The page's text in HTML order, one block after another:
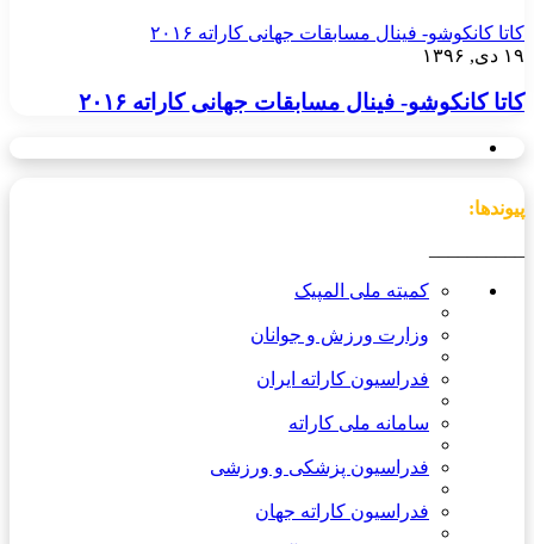
کاتا کانکوشو- فینال مسابقات جهانی کاراته ۲۰۱۶
۱۹ دی, ۱۳۹۶
کاتا کانکوشو- فینال مسابقات جهانی کاراته ۲۰۱۶
پیوندها:
کمیته ملی المپیک
وزارت ورزش و جوانان
فدراسیون کاراته ایران
سامانه ملی کاراته
فدراسیون پزشکی و ورزشی
فدراسیون کاراته جهان